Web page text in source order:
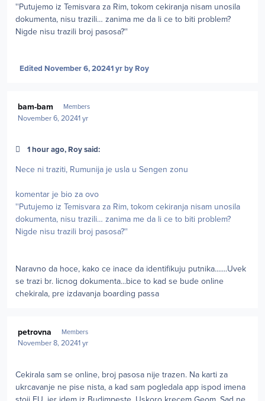
''Putujemo iz Temisvara za Rim, tokom cekiranja nisam unosila
dokumenta, nisu trazili… zanima me da li ce to biti problem?
Nigde nisu trazili broj pasosa?''
Edited November 6, 20241 yrby Roy
bam-bam Members
November 6, 20241 yr
1 hour ago, Roy said:
Nece ni traziti, Rumunija je usla u Sengen zonu
komentar je bio za ovo
''Putujemo iz Temisvara za Rim, tokom cekiranja nisam unosila
dokumenta, nisu trazili… zanima me da li ce to biti problem?
Nigde nisu trazili broj pasosa?''
Naravno da hoce, kako ce inace da identifikuju putnika.......Uvek
se trazi br. licnog dokumenta...bice to kad se bude online
chekirala, pre izdavanja boarding passa
petrovna Members
November 8, 20241 yr
Cekirala sam se online, broj pasosa nije trazen. Na karti za
ukrcavanje ne pise nista, a kad sam pogledala app ispod imena